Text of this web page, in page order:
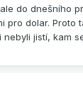
do dnešního
pro dolar. Proto
nebyli jistí, kam